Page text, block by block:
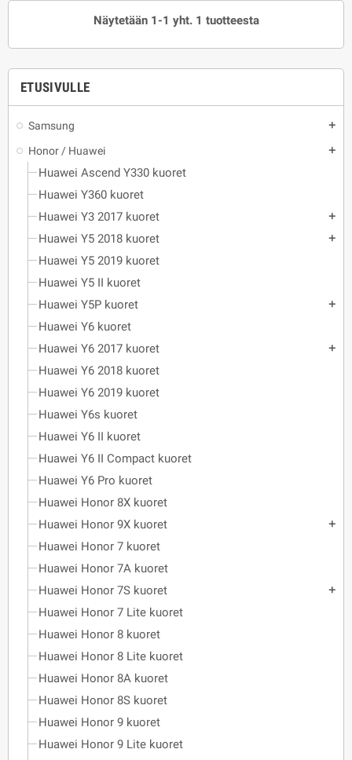
ETUSIVULLE
Samsung add
Honor / Huawei add
Huawei Ascend Y330 kuoret
Huawei Y360 kuoret
Huawei Y3 2017 kuoret
add
Huawei Y5 2018 kuoret add
Huawei Y5 2019 kuoret
Huawei Y5 II kuoret
Huawei Y5P kuoret
add
Huawei Y6 kuoret
Huawei Y6 2017 kuoret
add
Huawei Y6 2018 kuoret
Huawei Y6 2019 kuoret
Huawei Y6s kuoret
Huawei Y6 II kuoret
Huawei Y6 II Compact kuoret
Huawei Y6 Pro kuoret
Huawei Honor 8X kuoret
Huawei Honor 9X kuoret
add
Huawei Honor 7 kuoret
Huawei Honor 7A kuoret
Huawei Honor 7S kuoret
add
Huawei Honor 7 Lite kuoret
Huawei Honor 8 kuoret
Huawei Honor 8 Lite kuoret
Huawei Honor 8A kuoret
Huawei Honor 8S kuoret
Huawei Honor 9 kuoret
Huawei Honor 9 Lite kuoret
Näytetään 1-1 yht. 1 tuotteesta